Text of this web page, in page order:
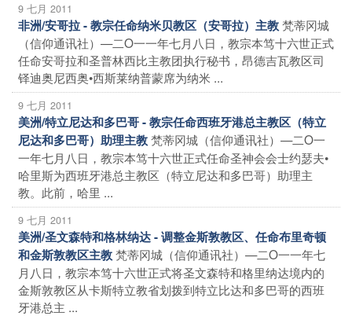
9 七月 2011
非洲/安哥拉 - 教宗任命纳米贝教区（安哥拉）主教梵蒂冈城
（信仰通讯社）—二O一一年七月八日，教宗本笃十六世正式
任命安哥拉和圣普林西比主教团执行秘书，昂德吉瓦教区司
铎迪奥尼西奥•西斯莱纳普蒙席为纳米 ...
9 七月 2011
美洲/特立尼达和多巴哥 - 教宗任命西班牙港总主教区（特立
尼达和多巴哥）助理主教梵蒂冈城（信仰通讯社）—二O一
一年七月八日，教宗本笃十六世正式任命圣神会会士约瑟夫•
哈里斯为西班牙港总主教区（特立尼达和多巴哥）助理主
教。此前，哈里 ...
9 七月 2011
美洲/圣文森特和格林纳达 - 调整金斯敦教区、任命布里奇顿
和金斯敦教区主教梵蒂冈城（信仰通讯社）—二O一一年七
月八日，教宗本笃十六世正式将圣文森特和格里纳达境内的
金斯敦教区从卡斯特立教省划拨到特立比达和多巴哥的西班
牙港总主 ...